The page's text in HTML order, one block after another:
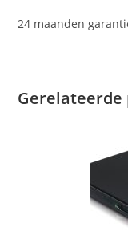
24 maanden
Gerelateerde